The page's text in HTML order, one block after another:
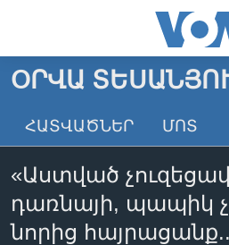
անցնել
հիմնական
անցնել
բովանդակությանը
հիմնական
բովանդակություն
ԳԼԽԱՎՈՐ ԷՋ
ԼՈՒՐԵՐ
ՏԵՍԱՆՅՈՒԹԵՐ
ՖԻԼՄԵՐ
ՕՐՎԱ
ՀԱՏՎԱԾՆԵՐ ՄՈՏ
«Աստված
դառնայի, պապիկ
նորից